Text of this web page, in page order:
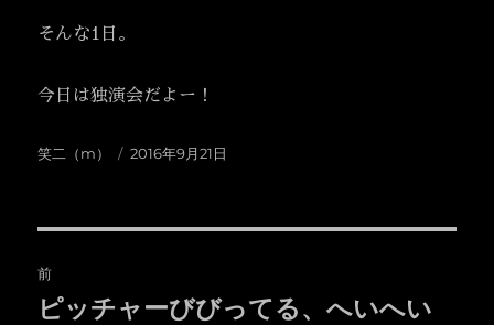
そんな1日。
今日は独演会だよー！
投
笑二（m）
投
2016年9月21日
稿
前
前
ピッチャーびびってる、へいへい